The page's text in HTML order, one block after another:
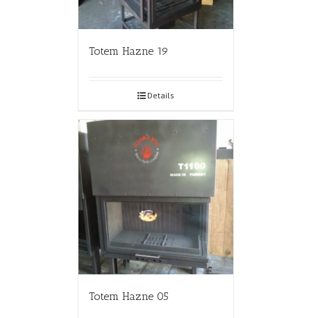
Totem Hazne 19
Details
Totem Hazne 05